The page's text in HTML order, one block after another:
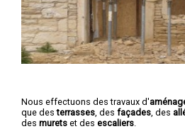
Nous effectuons des travaux d'
que desterrasses , des façades , des
des murets et des escaliers